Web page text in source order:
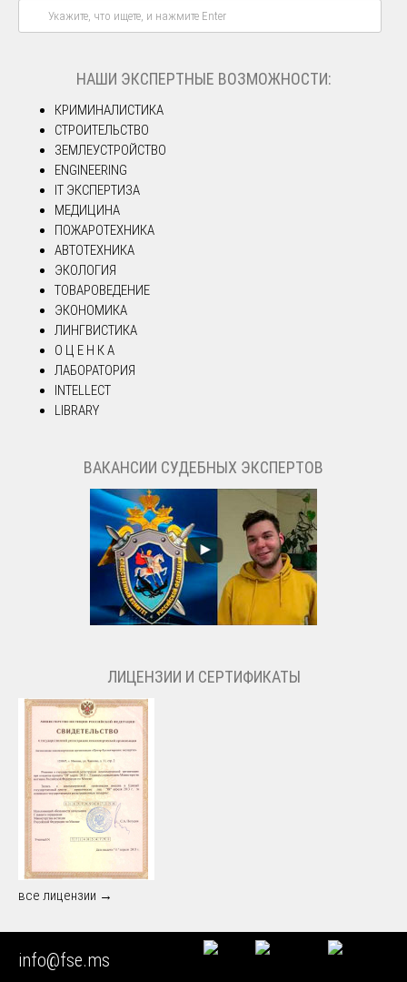
НАШИ ЭКСПЕРТНЫЕ ВОЗМОЖНОСТИ:
КРИМИНАЛИСТИКА
СТРОИТЕЛЬСТВО
ЗЕМЛЕУСТРОЙСТВО
ENGINEERING
IT ЭКСПЕРТИЗА
МЕДИЦИНА
ПОЖАРОТЕХНИКА
АВТОТЕХНИКА
ЭКОЛОГИЯ
ТОВАРОВЕДЕНИЕ
ЭКОНОМИКА
ЛИНГВИСТИКА
О Ц Е Н К А
ЛАБОРАТОРИЯ
INTELLECT
LIBRARY
ВАКАНСИИ СУДЕБНЫХ ЭКСПЕРТОВ
ЛИЦЕНЗИИ И СЕРТИФИКАТЫ
все лицензии →
info@fse.ms